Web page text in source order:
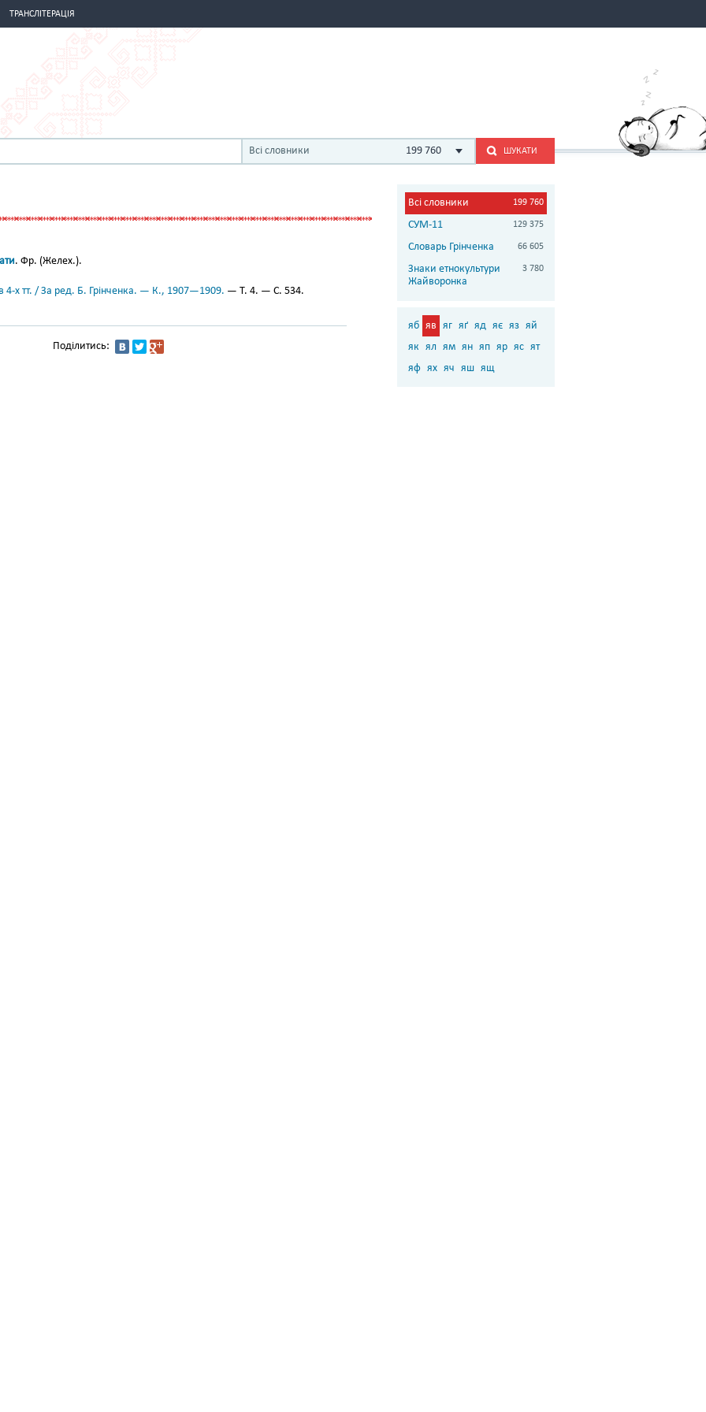
ТРАНСЛІТЕРАЦІЯ
Всі словники 199 760 ШУКАТИ
. Фр. (Желех.).
4-х тт. / За ред. Б. Грінченка. — К., 1907—1909. — Т. 4. — С. 534.
Поділитись:
Всі словники 199 760
СУМ-11 129 375
Словарь Грінченка 66 605
Знаки етнокультури
Жайворонка
3 780
яб яв яг яґ яд яє яз яй
як ял ям ян яп яр яс ят
яф ях яч яш ящ